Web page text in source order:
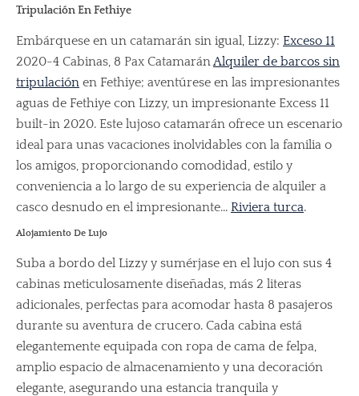
Tripulación En Fethiye
Embárquese en un catamarán sin igual, Lizzy: Exceso 11
2020-4 Cabinas, 8 Pax CatamaránAlquiler de barcos sin
tripulación en Fethiye; aventúrese en las impresionantes
aguas de Fethiye con Lizzy, un impresionante Excess 11
built-in 2020. Este lujoso catamarán ofrece un escenario
ideal para unas vacaciones inolvidables con la familia o
los amigos, proporcionando comodidad, estilo y
conveniencia a lo largo de su experiencia de alquiler a
casco desnudo en el impresionante... Riviera turca.
Alojamiento De Lujo
Suba a bordo del Lizzy y sumérjase en el lujo con sus 4
cabinas meticulosamente diseñadas, más 2 literas
adicionales, perfectas para acomodar hasta 8 pasajeros
durante su aventura de crucero. Cada cabina está
elegantemente equipada con ropa de cama de felpa,
amplio espacio de almacenamiento y una decoración
elegante, asegurando una estancia tranquila y